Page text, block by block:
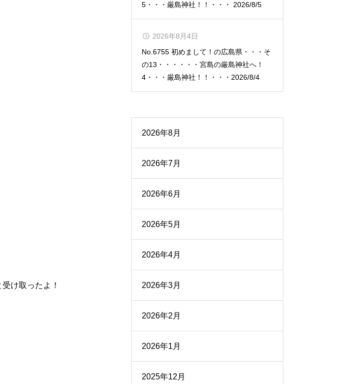
け取ったよ！
5・・・厳島神社！！・・・ 2026/8/5
No.6755 初めまして！の広島県・・・そ
の13・・・・・・宮島の厳島神社へ！
4・・・厳島神社！！・・・2026/8/4
2026年8月4日
2026年8月
2026年7月
2026年6月
2026年5月
2026年4月
2026年3月
2026年2月
2026年1月
2025年12月